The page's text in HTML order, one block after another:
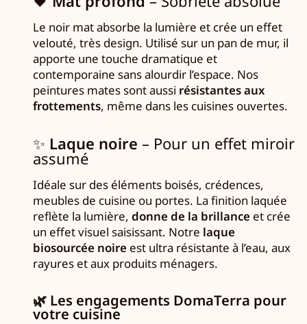
Le noir mat absorbe la lumière et crée un effet
velouté, très design. Utilisé sur un pan de mur, il
apporte une touche dramatique et
contemporaine sans alourdir l’espace. Nos
peintures mates sont aussi résistantes aux
frottements, même dans les cuisines ouvertes.
✨ Laque noire – Pour un effet miroir
assumé
Idéale sur des éléments boisés, crédences,
meubles de cuisine ou portes. La finition laquée
reflète la lumière, donne de la brillance et crée
un effet visuel saisissant. Notre laque
biosourcée noire est ultra résistante à l’eau, aux
rayures et aux produits ménagers.
🌿 Les engagements DomaTerra pour
votre cuisine